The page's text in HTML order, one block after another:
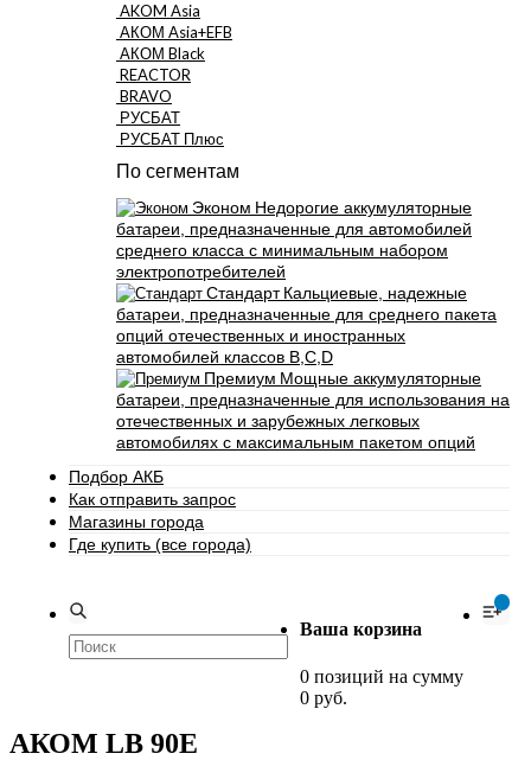
AKOM Asia
АКОМ Asia+EFB
АКОМ Black
REACTOR
BRAVO
РУСБАТ
РУСБАТ Плюс
По сегментам
Эконом Недорогие аккумуляторные
батареи, предназначенные для автомобилей
среднего класса с минимальным набором
электропотребителей
Стандарт Кальциевые, надежные
батареи, предназначенные для среднего пакета
опций отечественных и иностранных
автомобилей классов B,C,D
Премиум Мощные аккумуляторные
батареи, предназначенные для использования на
отечественных и зарубежных легковых
автомобилях с максимальным пакетом опций
Подбор АКБ
Как отправить запрос
Магазины города
Где купить (все города)
Ваша корзина
0 позиций на сумму
0 руб.
0
АКОМ LB 90Е